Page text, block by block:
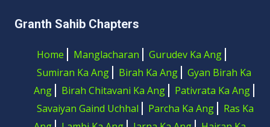
Granth Sahib Chapters
Home Manglacharan
Gurudev Ka Ang
Sumiran Ka Ang
Birah Ka Ang
Gyan Birah Ka
Ang
Birah Chitavani Ka Ang
Pativrata Ka Ang
Savaiyan Gaind Uchhal
Parcha Ka Ang
Ras Ka